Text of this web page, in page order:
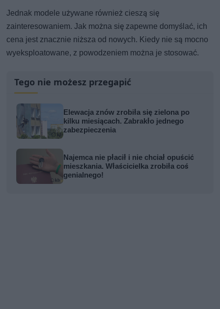
Jednak modele używane również cieszą się
zainteresowaniem. Jak można się zapewne domyślać, ich
cena jest znacznie niższa od nowych. Kiedy nie są mocno
wyeksploatowane, z powodzeniem można je stosować.
Tego nie możesz przegapić
Elewacja znów zrobiła się zielona po
kilku miesiącach. Zabrakło jednego
zabezpieczenia
Najemca nie płacił i nie chciał opuścić
mieszkania. Właścicielka zrobiła coś
genialnego!